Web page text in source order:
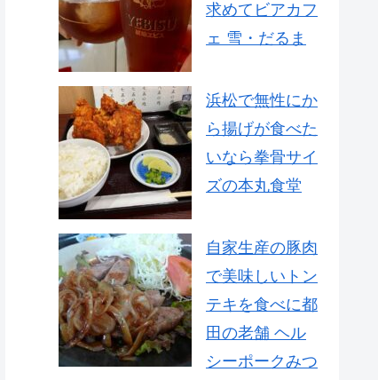
求めてビアカフ
ェ 雪・だるま
浜松で無性にか
ら揚げが食べた
いなら拳骨サイ
ズの本丸食堂
自家生産の豚肉
で美味しいトン
テキを食べに都
田の老舗 ヘル
シーポークみつ